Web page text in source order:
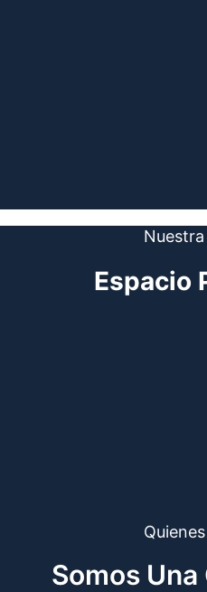
Nuestra
Espacio
Somos